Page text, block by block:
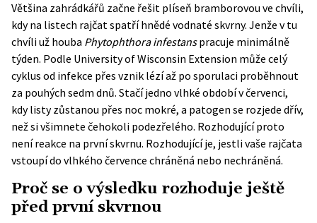
Většina zahrádkářů začne řešit plíseň bramborovou ve chvíli,
kdy na listech rajčat spatří hnědé vodnaté skvrny. Jenže v tu
chvíli už houba Phytophthora infestanspracuje minimálně
týden. Podle University of Wisconsin Extension může celý
cyklus od infekce přes vznik lézí až po sporulaci proběhnout
za pouhých sedm dnů. Stačí jedno vlhké období v červenci,
kdy listy zůstanou přes noc mokré, a patogen se rozjede dřív,
než si všimnete čehokoli podezřelého. Rozhodující proto
není reakce na první skvrnu. Rozhodující je, jestli vaše rajčata
vstoupí do vlhkého července chráněná nebo nechráněná.
Proč se o výsledku rozhoduje ještě
před první skvrnou